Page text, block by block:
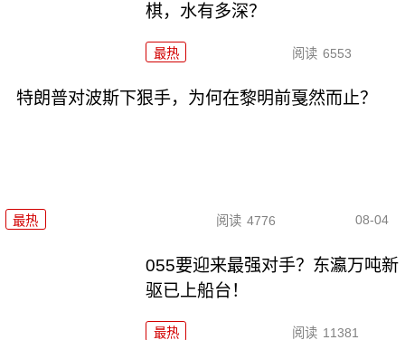
棋，水有多深？
最热 阅读 6553
特朗普对波斯下狠手，为何在黎明前戛然而止？
最热 阅读 4776 08-04
055要迎来最强对手？东瀛万吨新
驱已上船台！
最热 阅读 11381